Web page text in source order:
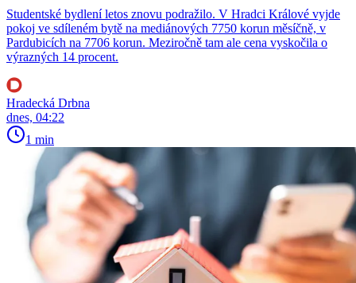
Studentské bydlení letos znovu podražilo. V Hradci Králové vyjde
pokoj ve sdíleném bytě na mediánových 7750 korun měsíčně, v
Pardubicích na 7706 korun. Meziročně tam ale cena vyskočila o
výrazných 14 procent.
Hradecká Drbna
dnes, 04:22
1 min